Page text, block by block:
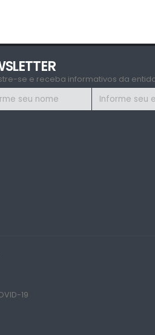
se e receba informativos da
19